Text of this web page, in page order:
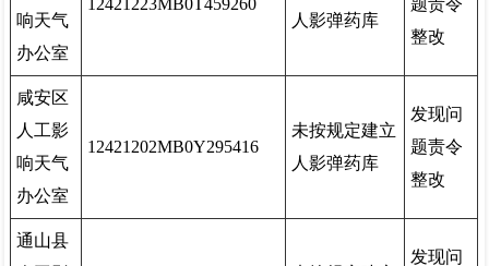
响天气
办公室
12421223MB0T459260
人影弹药库
题责令
整改
咸安区
人工影
响天气
办公室
12421202MB0Y295416
未按规定建立
人影弹药库
发现问
题责令
整改
通山县
发现问